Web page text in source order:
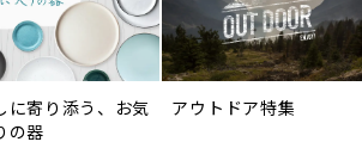
に寄り添う、お気
の器
アウトドア特集